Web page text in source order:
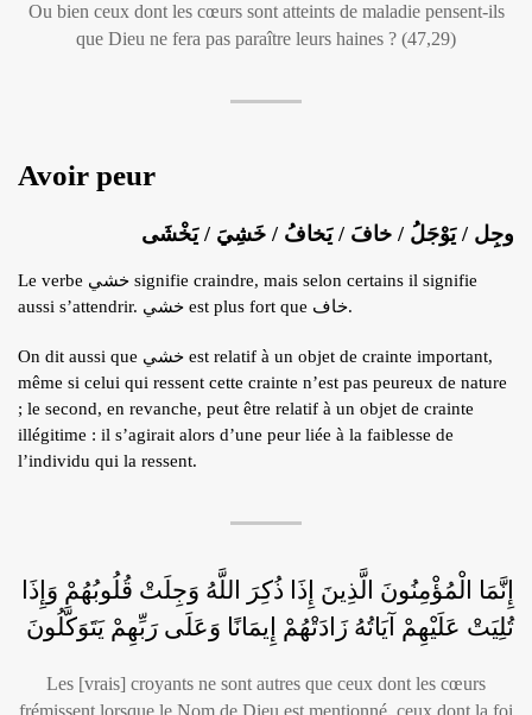
Ou bien ceux dont les cœurs sont atteints de maladie pensent-ils
que Dieu ne fera pas paraître leurs haines ? (47,29)
Avoir peur
وجِل / يَوْجَلُ / خافَ / يَخافُ / خَشِيَ / يَخْشَى
Le verbe خشي signifie craindre, mais selon certains il signifie
aussi s’attendrir. خشي est plus fort que خاف.
On dit aussi que خشي est relatif à un objet de crainte important,
même si celui qui ressent cette crainte n’est pas peureux de nature
; le second, en revanche, peut être relatif à un objet de crainte
illégitime : il s’agirait alors d’une peur liée à la faiblesse de
l’individu qui la ressent.
إِنَّمَا الْمُؤْمِنُونَ الَّذِينَ إِذَا ذُكِرَ اللَّهُ وَجِلَتْ قُلُوبُهُمْ وَإِذَا
تُلِيَتْ عَلَيْهِمْ آيَاتُهُ زَادَتْهُمْ إِيمَانًا وَعَلَى رَبِّهِمْ يَتَوَكَّلُونَ
Les [vrais] croyants ne sont autres que ceux dont les cœurs
frémissent lorsque le Nom de Dieu est mentionné, ceux dont la foi